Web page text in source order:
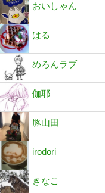
おいしゃん
はる
めろんラブ
伽耶
豚山田
irodori
きなこ